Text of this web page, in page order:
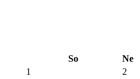
So
Ne
1 2